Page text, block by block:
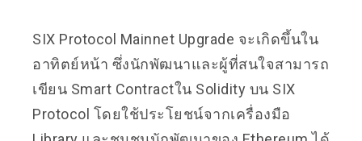
SIX Protocol Mainnet Upgrade จะเกิดขึ้นใน
อาทิตย์หน้า ซึ่งนักพัฒนาและผู้ที่สนใจสามารถ
เขียน Smart Contractใน Solidity บน SIX
Protocol โดยใช้ประโยชน์จากเครื่องมือ